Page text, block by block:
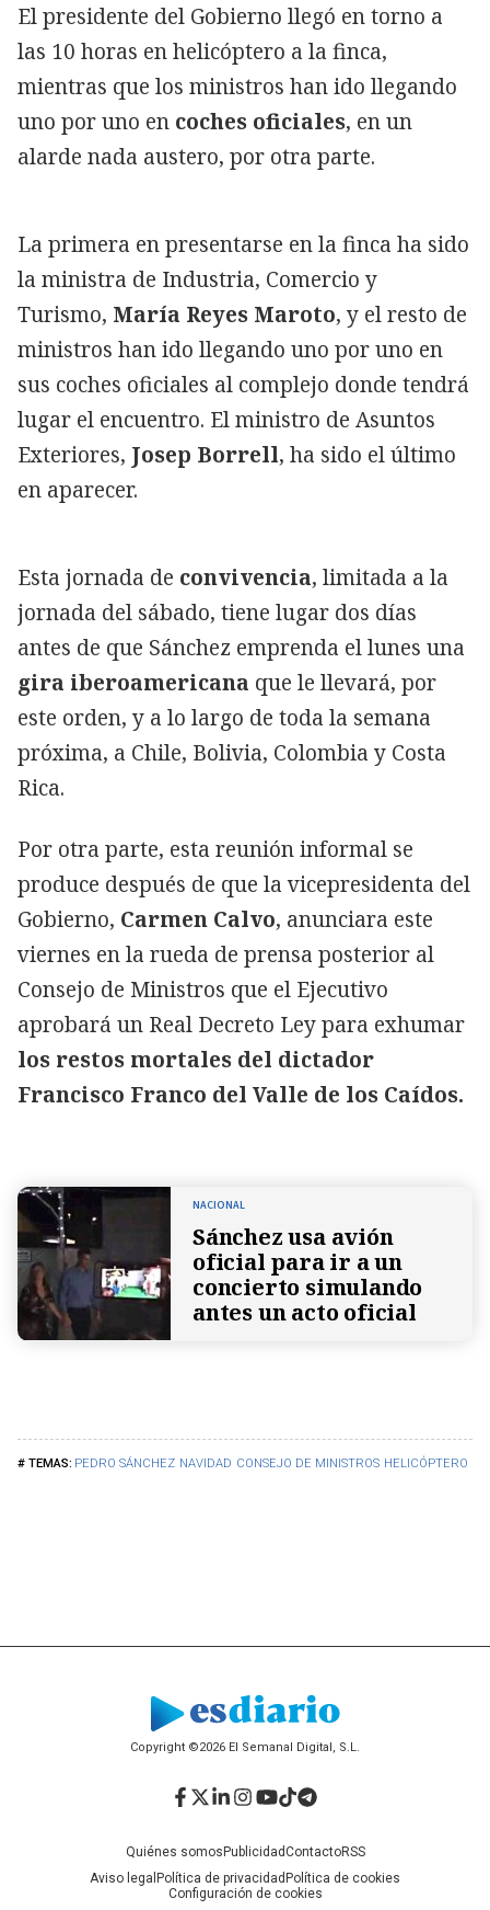
PEDRO SÁNCHEZ NAVIDAD CONSEJO DE MINISTROS HELICÓPTERO
El presidente del Gobierno llegó en torno a
las 10 horas en helicóptero a la finca,
mientras que los ministros han ido llegando
uno por uno en coches oficiales, en un
alarde nada austero, por otra parte.
La primera en presentarse en la finca ha sido
la ministra de Industria, Comercio y
Turismo, María Reyes Maroto, y el resto de
ministros han ido llegando uno por uno en
sus coches oficiales al complejo donde tendrá
lugar el encuentro. El ministro de Asuntos
Exteriores, Josep Borrell, ha sido el último
en aparecer.
Esta jornada de convivencia, limitada a la
jornada del sábado, tiene lugar dos días
antes de que Sánchez emprenda el lunes una
gira iberoamericana que le llevará, por
este orden, y a lo largo de toda la semana
próxima, a Chile, Bolivia, Colombia y Costa
Rica.
Por otra parte, esta reunión informal se
produce después de que la vicepresidenta del
Gobierno, Carmen Calvo, anunciara este
viernes en la rueda de prensa posterior al
Consejo de Ministros que el Ejecutivo
aprobará un Real Decreto Ley para exhumar
los restos mortales del dictador
Francisco Franco del Valle de los Caídos.
NACIONAL
Sánchez usa avión
oficial para ir a un
concierto simulando
antes un acto oficial
Copyright ©2026 El Semanal Digital, S.L.
Quiénes somos PublicidadContactoRSS
Aviso legal Política de privacidad Política de cookies
Configuración de cookies
Facebook
Twitter
LinkedIn
Instagram
YouTube
TikTok
Telegram